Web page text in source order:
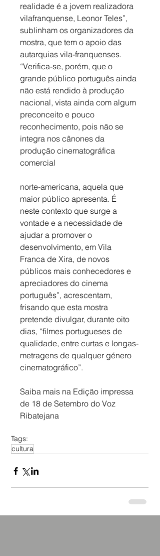
realidade é a jovem realizadora
vilafranquense, Leonor Teles”,
sublinham os organizadores da
mostra, que tem o apoio das
autarquias vila-franquenses.
“Verifica-se, porém, que o
grande público português ainda
não está rendido à produção
nacional, vista ainda com algum
preconceito e pouco
reconhecimento, pois não se
integra nos cânones da
produção cinematográfica
comercial
norte-americana, aquela que
maior público apresenta. É
neste contexto que surge a
vontade e a necessidade de
ajudar a promover o
desenvolvimento, em Vila
Franca de Xira, de novos
públicos mais conhecedores e
apreciadores do cinema
português”, acrescentam,
frisando que esta mostra
pretende divulgar, durante oito
dias, “filmes portugueses de
qualidade, entre curtas e longas-
metragens de qualquer género
cinematográfico”.
Saiba mais na Edição impressa
de 18 de Setembro do Voz
Ribatejana
Tags:
cultura